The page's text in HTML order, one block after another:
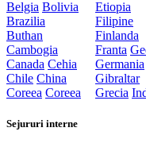
Belgia Bolivia
Brazilia
Buthan
Cambogia
Canada Cehia
Chile China
Coreea Coreea
Etiopia
Filipine
Finlanda
Franta
Germania
Gibraltar
Grecia
Sejururi interne